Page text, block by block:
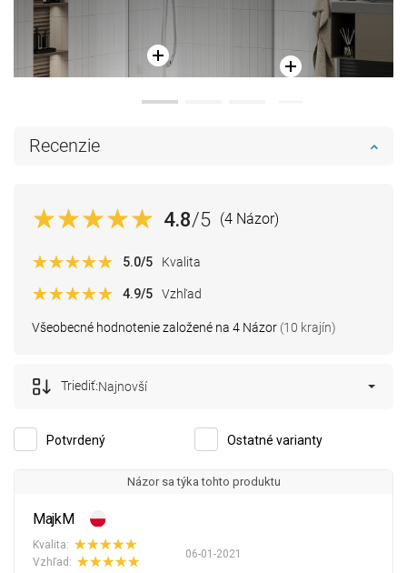
Recenzie
4.8/5 (4 Názor)
Všeobecné hodnotenie založené na 4 Názor (10 krajín)
5.0/5 Kvalita
4.9/5 Vzhľad
Potvrdený Ostatné varianty
Triediť:Najnovší
Názor sa týka tohto produktu
MajkM
06-01-2021
Kvalita:
Vzhľad: